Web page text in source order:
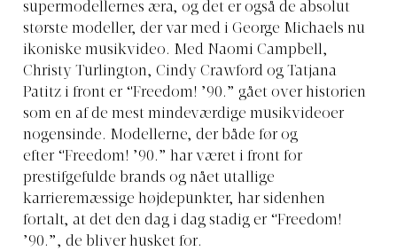
supermodellernes æra, og det er også de absolut
største modeller, der var med i George Michaels nu
ikoniske musikvideo. Med Naomi Campbell,
Christy Turlington, Cindy Crawford og Tatjana
Patitz i front er “Freedom! ’90.” gået over historien
som en af de mest mindeværdige musikvideoer
nogensinde. Modellerne, der både før og
efter “Freedom! ’90.” har været i front for
prestifgefulde brands og nået utallige
karrieremæssige højdepunkter, har sidenhen
fortalt, at det den dag i dag stadig er “Freedom!
’90.”, de bliver husket for.